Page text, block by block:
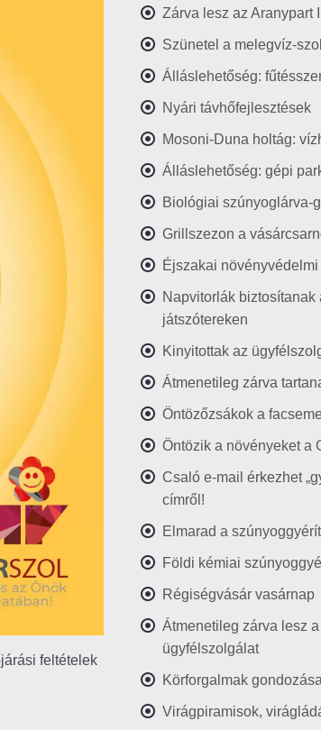
feltételek
Zárva lesz az Aranypart
Szünetel a melegvíz-
Álláslehetőség:
Nyári távhőfejlesztések
Mosoni-Duna holtág:
Álláslehetőség: gépi
Biológiai szúnyoglárva-
Grillszezon a
Éjszakai
Napvitorlák biztosítanak
játszótereken
Kinyitottak az
Átmenetileg zárva
Öntözőzsákok a
Öntözik a növényeket a
Csaló e-mail érkezhet
címről!
Elmarad a
Földi kémiai
Régiségvásár vasárnap
Átmenetileg zárva lesz
ügyfélszolgálat
Körforgalmak gondozása
Virágpiramisok,